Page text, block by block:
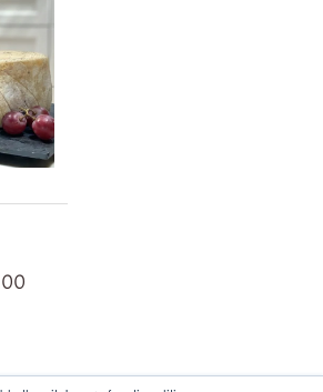
Rango
desde